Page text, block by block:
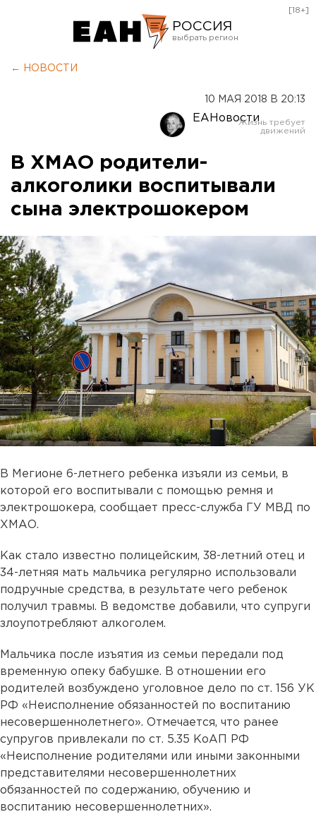
РОССИЯ
Оренбург
[18+]
← НОВОСТИ
10 МАЯ 2018 В 20:13
ЕАНовости
В ХМАО родители-
алкоголики воспитывали
сына электрошокером
В Мегионе 6-летнего ребенка изъяли из семьи, в
которой его воспитывали с помощью ремня и
электрошокера, сообщает пресс-служба ГУ МВД по
ХМАО.
Как стало известно полицейским, 38-летний отец и
34-летняя мать мальчика регулярно использовали
подручные средства, в результате чего ребенок
получил травмы. В ведомстве добавили, что супруги
злоупотребляют алкоголем.
Мальчика после изъятия из семьи передали под
временную опеку бабушке. В отношении его
родителей возбуждено уголовное дело по ст. 156 УК
РФ «Неисполнение обязанностей по воспитанию
несовершеннолетнего». Отмечается, что ранее
супругов привлекали по ст. 5.35 КоАП РФ
«Неисполнение родителями или иными законными
представителями несовершеннолетних
обязанностей по содержанию, обучению и
воспитанию несовершеннолетних».